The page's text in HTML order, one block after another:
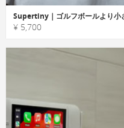
Supertiny｜ゴルフボールより小
¥ 5,700